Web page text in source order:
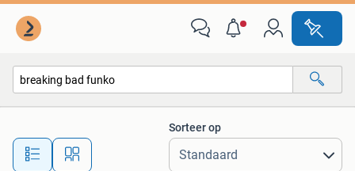
Alle afstanden…
Sorteer op